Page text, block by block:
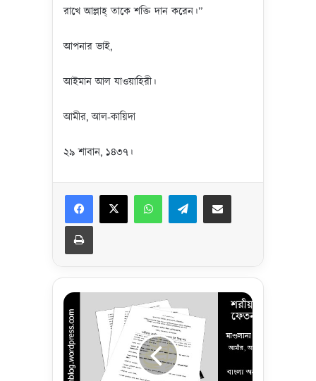
রাখে আল্লাহ্‌ তাকে শক্তি দান করেন।”
আপনার ভাই,
আইমান আল যাওয়াহিরী।
আমীর, আল-কায়িদা
২৯ শাবান, ১৪৩৭।
Telegram
শ
রী
য়া
ত
ব্য
তী